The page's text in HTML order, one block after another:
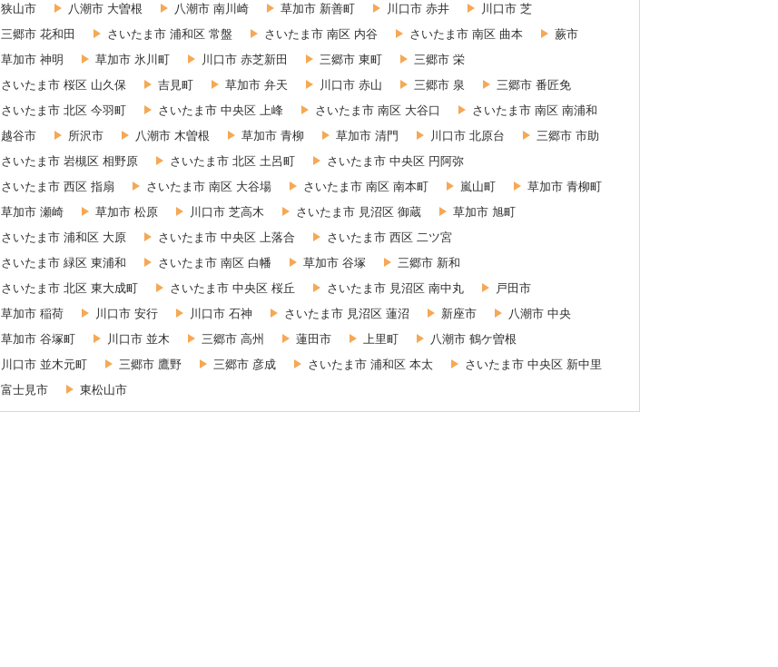
狭山市
八潮市 大曽根 八潮市 南川崎 草加市 新善町 川口市 赤井
川口市 芝
三郷市 花和田
さいたま市 浦和区 常盤 さいたま市 南区 内谷 さいたま市 南区 曲本
蕨市
草加市 神明
草加市 氷川町 川口市 赤芝新田 三郷市 東町
三郷市 栄
さいたま市 桜区 山久保
吉見町 草加市 弁天 川口市 赤山 三郷市 泉
三郷市 番匠免
さいたま市 北区 今羽町
さいたま市 中央区 上峰 さいたま市 南区 大谷口
さいたま市 南区 南浦和
越谷市
所沢市 八潮市 木曽根 草加市 青柳 草加市 清門 川口市 北原台
三郷市 市助
さいたま市 岩槻区 相野原
さいたま市 北区 土呂町
さいたま市 中央区 円阿弥
さいたま市 西区 指扇
さいたま市 南区 大谷場 さいたま市 南区 南本町 嵐山町
草加市 青柳町
草加市 瀬崎
草加市 松原 川口市 芝高木 さいたま市 見沼区 御蔵
草加市 旭町
さいたま市 浦和区 大原
さいたま市 中央区 上落合
さいたま市 西区 二ツ宮
さいたま市 緑区 東浦和
さいたま市 南区 白幡 草加市 谷塚
三郷市 新和
さいたま市 北区 東大成町
さいたま市 中央区 桜丘 さいたま市 見沼区 南中丸
戸田市
草加市 稲荷
川口市 安行 川口市 石神 さいたま市 見沼区 蓮沼 新座市
八潮市 中央
草加市 谷塚町
川口市 並木 三郷市 高州 蓮田市 上里町
八潮市 鶴ケ曽根
川口市 並木元町
三郷市 鷹野 三郷市 彦成 さいたま市 浦和区 本太
さいたま市 中央区 新中里
富士見市
東松山市